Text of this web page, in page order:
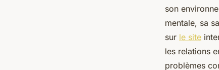
son
mentale, sa
sur le site
les relations
problèmes